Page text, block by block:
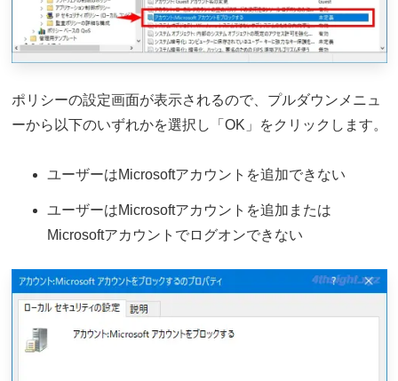
ポリシーの設定画面が表示されるので、プルダウンメニュ
ーから以下のいずれかを選択し「OK」をクリックします。
ユーザーはMicrosoftアカウントを追加できない
ユーザーはMicrosoftアカウントを追加または
Microsoftアカウントでログオンできない